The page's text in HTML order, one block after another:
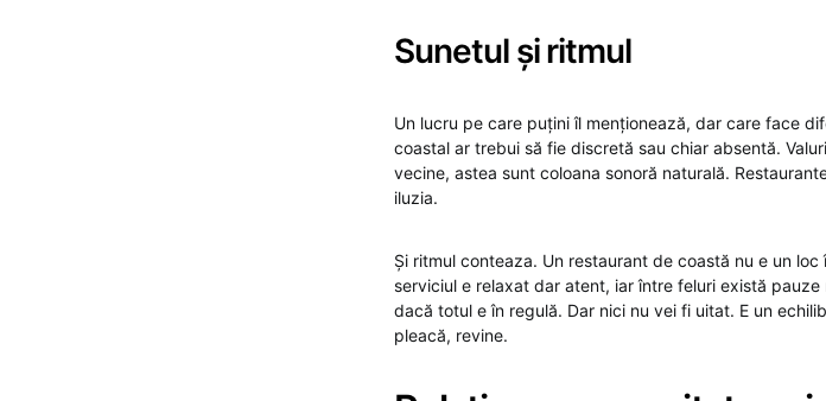
Sunetul și ritmul
Un lucru pe care puțini îl menționează, dar care face
coastal ar trebui să fie discretă sau chiar absentă.
vecine, astea sunt coloana sonoră naturală.
iluzia.
Și ritmul conteaza. Un restaurant de coastă nu e un
serviciul e relaxat dar atent, iar între feluri există
dacă totul e în regulă. Dar nici nu vei fi uitat. E un
pleacă, revine.